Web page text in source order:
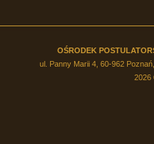
OŚRODEK
ul. Panny Marii 4, 60-962
2026